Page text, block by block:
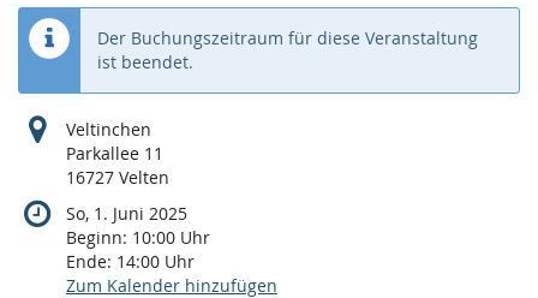
Der Buchungszeitraum für diese Veranstaltung
ist beendet.
Veltinchen
Parkallee 11
16727 Velten
So, 1. Juni 2025
Beginn: 10:00 Uhr
Ende: 14:00 Uhr
Zum Kalender hinzufügen